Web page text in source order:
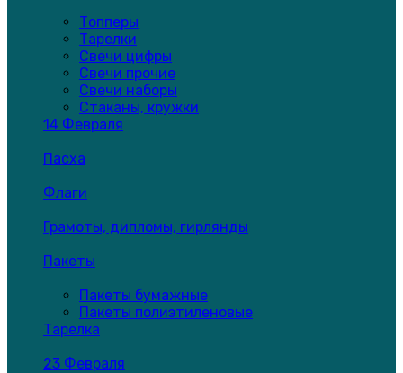
Топперы
Тарелки
Свечи цифры
Свечи прочие
Свечи наборы
Стаканы, кружки
14 Февраля
Пасха
Флаги
Грамоты, дипломы, гирлянды
Пакеты
Пакеты бумажные
Пакеты полиэтиленовые
Тарелка
23 Февраля